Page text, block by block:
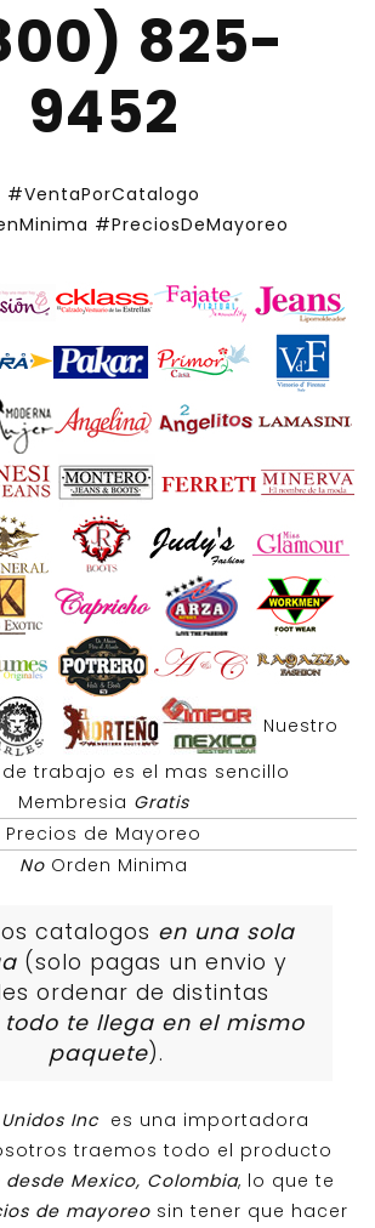
825-
9452
#VentaPorCatalogo
#PreciosDeMayoreo
Nuestro
trabajo es el mas sencillo
Membresia Gratis
Precios de Mayoreo
NoOrden Minima
catalogos en una sola
(solo pagas un envio y
ordenar de distintas
todo te llega en el mismo
paquete).
Inc es una importadora
traemos todo el producto
Mexico, Colombia, lo que te
de mayoreosin tener que hacer